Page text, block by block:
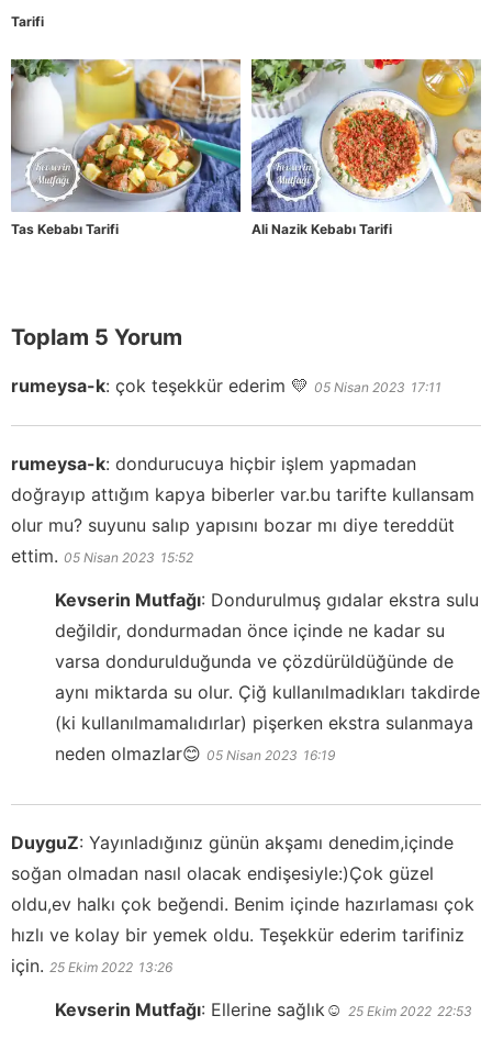
Tarifi
Tas Kebabı Tarifi Ali Nazik Kebabı Tarifi
Toplam 5 Yorum
rumeysa-k: çok teşekkür ederim 💛 05 Nisan 2023 17:11
rumeysa-k: dondurucuya hiçbir işlem yapmadan
doğrayıp attığım kapya biberler var.bu tarifte kullansam
olur mu? suyunu salıp yapısını bozar mı diye tereddüt
ettim. 05 Nisan 2023 15:52
Kevserin Mutfağı: Dondurulmuş gıdalar ekstra sulu
değildir, dondurmadan önce içinde ne kadar su
varsa dondurulduğunda ve çözdürüldüğünde de
aynı miktarda su olur. Çiğ kullanılmadıkları takdirde
(ki kullanılmamalıdırlar) pişerken ekstra sulanmaya
neden olmazlar😊 05 Nisan 2023 16:19
DuyguZ: Yayınladığınız günün akşamı denedim,içinde
soğan olmadan nasıl olacak endişesiyle:)Çok güzel
oldu,ev halkı çok beğendi. Benim içinde hazırlaması çok
hızlı ve kolay bir yemek oldu. Teşekkür ederim tarifiniz
için. 25 Ekim 2022 13:26
Kevserin Mutfağı: Ellerine sağlık☺️ 25 Ekim 2022 22:53